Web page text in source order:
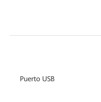
Puerto USB